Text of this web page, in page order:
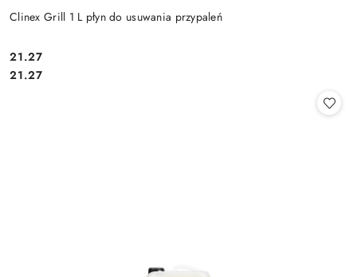
Clinex Grill 1 L płyn do usuwania przypaleń
Cena:
21.27
Cena:
21.27